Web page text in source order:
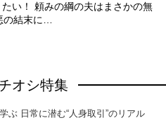
い！ 頼みの綱の夫はまさかの無
の結末に…
オシ特集
ぶ 日常に潜む“人身取引”のリアル